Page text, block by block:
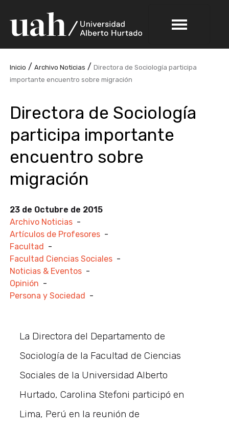
Inicio /Archivo Noticias /Directora de Sociología participa
importante encuentro sobre migración
Directora de Sociología
participa importante
encuentro sobre
migración
23 de Octubre de 2015
Archivo Noticias -
Artículos de Profesores -
Facultad
-
Facultad Ciencias Sociales -
Noticias & Eventos -
Opinión -
Persona y Sociedad
-
La Directora del Departamento de
Sociología de la Facultad de Ciencias
Sociales de la Universidad Alberto
Hurtado, Carolina Stefoni participó en
Lima, Perú en la reunión de